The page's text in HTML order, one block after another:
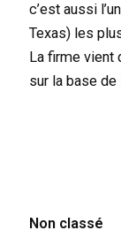
c’est aussi
Texas) les
La firme vient
sur la base
Non classé